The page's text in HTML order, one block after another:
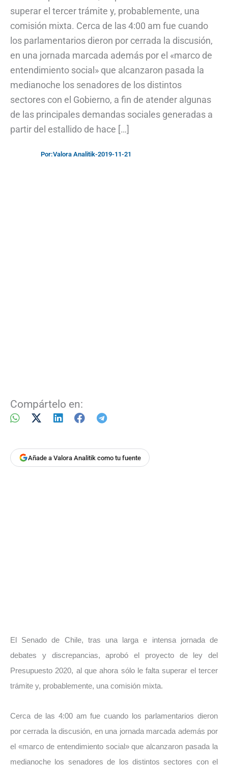
superar el tercer trámite y, probablemente, una
comisión mixta. Cerca de las 4:00 am fue cuando
los parlamentarios dieron por cerrada la discusión,
en una jornada marcada además por el «marco de
entendimiento social» que alcanzaron pasada la
medianoche los senadores de los distintos
sectores con el Gobierno, a fin de atender algunas
de las principales demandas sociales generadas a
partir del estallido de hace […]
Por:Valora Analitik-2019-11-21
Compártelo en:
Añade a Valora Analitik como tu fuente
El Senado de Chile, tras una larga e intensa jornada de
debates y discrepancias, aprobó el proyecto de ley del
Presupuesto 2020, al que ahora sólo le falta superar el tercer
trámite y, probablemente, una comisión mixta.
Cerca de las 4:00 am fue cuando los parlamentarios dieron
por cerrada la discusión, en una jornada marcada además por
el «marco de entendimiento social» que alcanzaron pasada la
medianoche los senadores de los distintos sectores con el